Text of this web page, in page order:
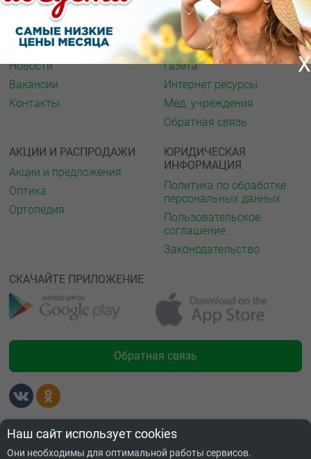
X
О нас
Акции
Архив акций
Новости
Вакансии
Контакты
Аптечная справка
Адреса аптек
Спорт и фитнес
Газета
Интернет ресурсы
Мед. учреждения
Обратная связь
АКЦИИ И РАСПРОДАЖИ
Акции и предложения
Оптика
Ортопедия
ЮРИДИЧЕСКАЯ
ИНФОРМАЦИЯ
Политика по обработке
персональных данных
Пользовательское
соглашение
Законодательство
СКАЧАЙТЕ ПРИЛОЖЕНИЕ
Обратная связь
Лицензии
Наш сайт использует cookies
Они необходимы для оптимальной работы сервисов.